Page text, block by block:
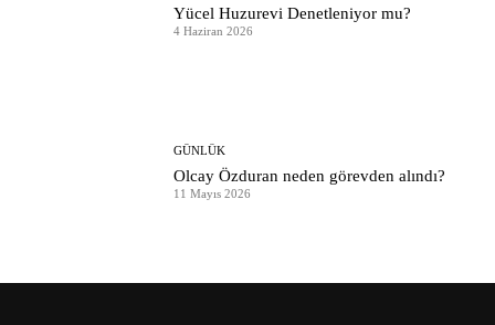
Yücel Huzurevi Denetleniyor mu?
4 Haziran 2026
GÜNLÜK
Olcay Özduran neden görevden alındı?
11 Mayıs 2026